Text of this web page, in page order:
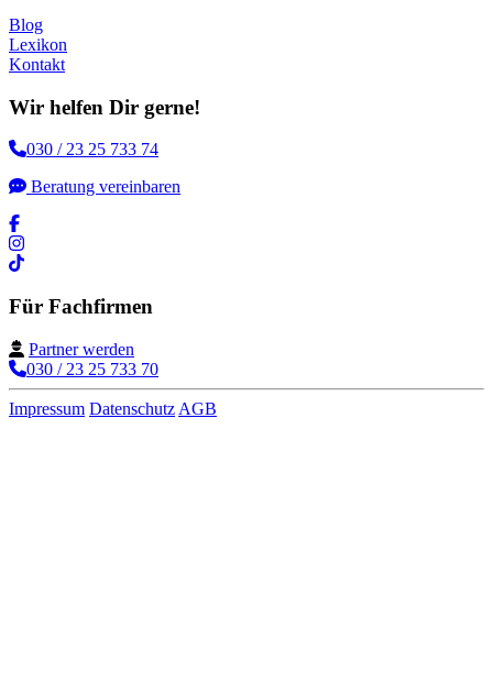
Blog
Lexikon
Kontakt
Wir helfen Dir gerne!
030 / 23 25 733 74
Beratung vereinbaren
Für Fachfirmen
Partner werden
030 / 23 25 733 70
Impressum Datenschutz AGB